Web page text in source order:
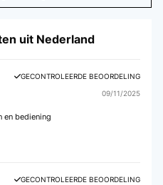
uit Nederland
GECONTROLEERDE BEOORDELING
09/11/2025
en bediening
GECONTROLEERDE BEOORDELING